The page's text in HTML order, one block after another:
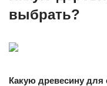
выбрать?
Какую древесину